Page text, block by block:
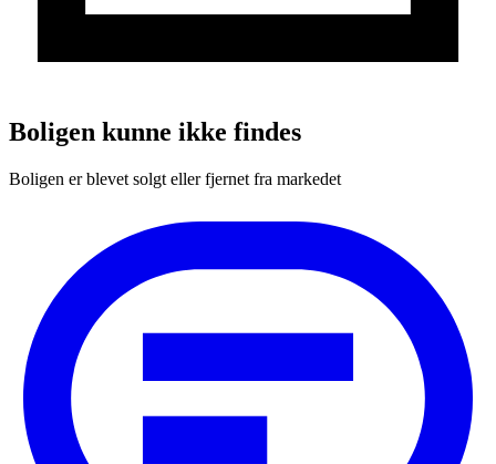
Boligen kunne ikke findes
Boligen er blevet solgt eller fjernet fra markedet